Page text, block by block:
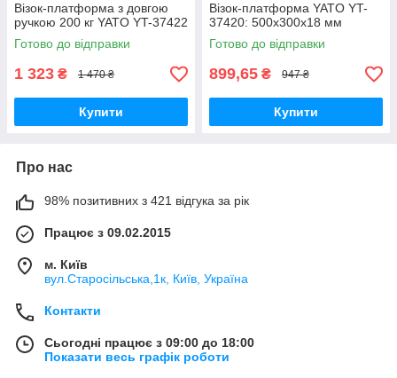
Візок-платформа з довгою
ручкою 200 кг YATO YT-37422
Готово до відправки
1 323 ₴ 1 470 ₴
Купити
Візок-платформа YATO YT-
37420: 500х300х18 мм
Готово до відправки
899,65 ₴ 947 ₴
Купити
Про нас
98% позитивних з 421 відгука за рік
Працює з 09.02.2015
м. Київ
вул.Старосільська,1к, Київ, Україна
Контакти
Сьогодні працює з 09:00 до 18:00
Показати весь графік роботи